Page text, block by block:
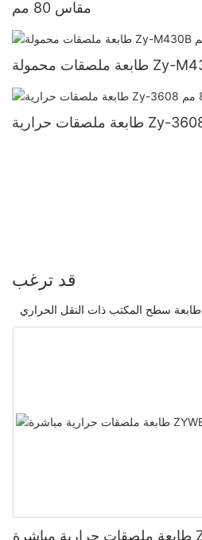
مقاس 80 مم
قد ترغب
طابعة سطح المكتب ذات النقل الحراري
طابعة ملصقات حرارية مباشرة ZYWELL ZY-3600 مع